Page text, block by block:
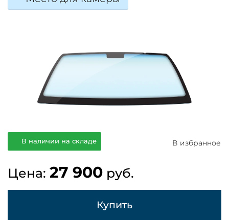
В наличии на складе В избранное
Цена: 27 900 руб.
Купить